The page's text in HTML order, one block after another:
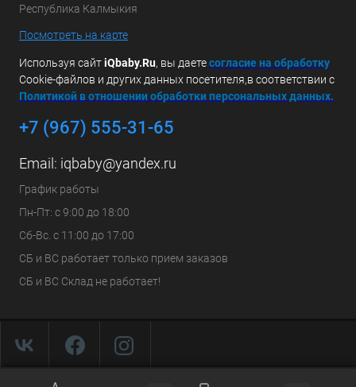
Республика Калмыкия
Посмотреть на карте
Используя сайтiQbaby.Ru, вы даетесогласие на обработку
Cookie-файлов и других данных посетителя,в соответствии с
Политикой в отношении обработки персональных данных.
+7 (967) 555-31-65
Email: iqbaby@yandex.ru
График работы
Пн-Пт: с 9:00 до 18:00
Сб-Вс. с 11:00 до 17:00
СБ и ВС работает только прием заказов
СБ и ВС Склад не работает!